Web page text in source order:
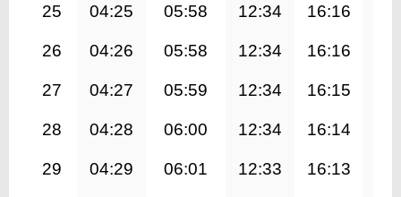
25 04:25 05:58 12:34 16:16
26 04:26 05:58 12:34 16:16
27 04:27 05:59 12:34 16:15
28 04:28 06:00 12:34 16:14
29 04:29 06:01 12:33 16:13